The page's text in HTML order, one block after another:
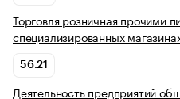
Торговля розничная прочими
специализированных
56.21
Деятельность предприятий